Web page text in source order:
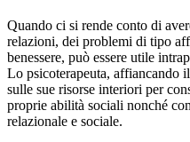
Quando ci si rende conto di
relazioni, dei problemi di tipo
benessere, può essere utile
Lo psicoterapeuta, affiancando
sulle sue risorse interiori per
proprie abilità sociali nonché
relazionale e sociale.